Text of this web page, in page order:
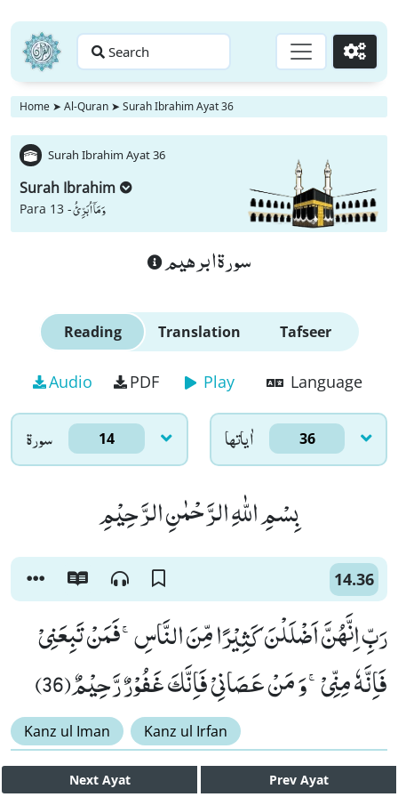
Search Go
Home ➤ Al-Quran ➤ Surah Ibrahim Ayat 36
Surah Ibrahim Ayat 36
Surah Ibrahim
Para 13 -وَ مَاۤ اُبَرِّئُ
سورة ابرهيم
Reading Translation Tafseer
Audio PDF Play Language
سورۃ 14 اٰياتها 36
بِسْمِ اللّٰهِ الرَّحْمٰنِ الرَّحِیْمِ
14.36
رَبِّ اِنَّهُنَّ اَضْلَلْنَ كَثِیْرًا مِّنَ النَّاسِۚ-فَمَنْ تَبِعَنِیْ
فَاِنَّهٗ مِنِّیْۚ-وَ مَنْ عَصَانِیْ فَاِنَّكَ غَفُوْرٌ رَّحِیْمٌ(36)
Kanz ul Iman Kanz ul Irfan
Next Ayat Prev Ayat